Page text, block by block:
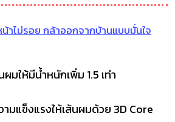
าไม่รอย กล้าออกจากบ้านแบบมั่นใจ
ผมให้มีน้ำหนักเพิ่ม 1.5 เท่า
ามแข็งแรงให้เส้นผมด้วย 3D Core